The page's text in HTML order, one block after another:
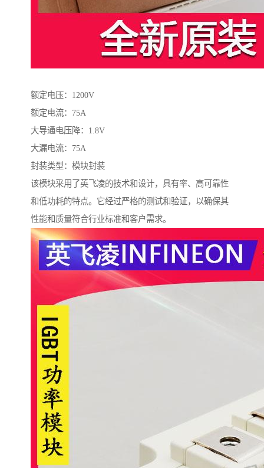
额定电压：1200V
额定电流：75A
大导通电压降：1.8V
大漏电流：75A
封装类型：模块封装
该模块采用了英飞凌的技术和设计，具有率、高可靠性
和低功耗的特点。它经过严格的测试和验证，以确保其
性能和质量符合行业标准和客户需求。